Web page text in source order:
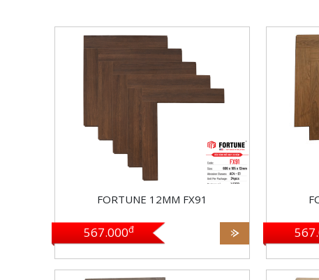
Quy cách: 606 x 105 x 12mm
Tiêu chuẩn: AC4, kháng nước tốt,
Xuất xứ: HDF made in Malaysia
FORTUNE 12MM FX91
567.000đ
Quy
Tiêu
chống
Đóng
Xuất